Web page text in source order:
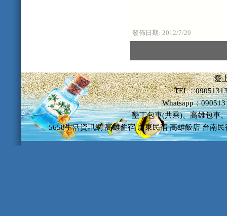
發佈日期: 2012/7/29
愛
TEL：
Whatsapp：
墾丁包車(共乘)、高雄包車
5658生活資訊網 高雄住宿 屏東民宿 高雄飯店 台南民